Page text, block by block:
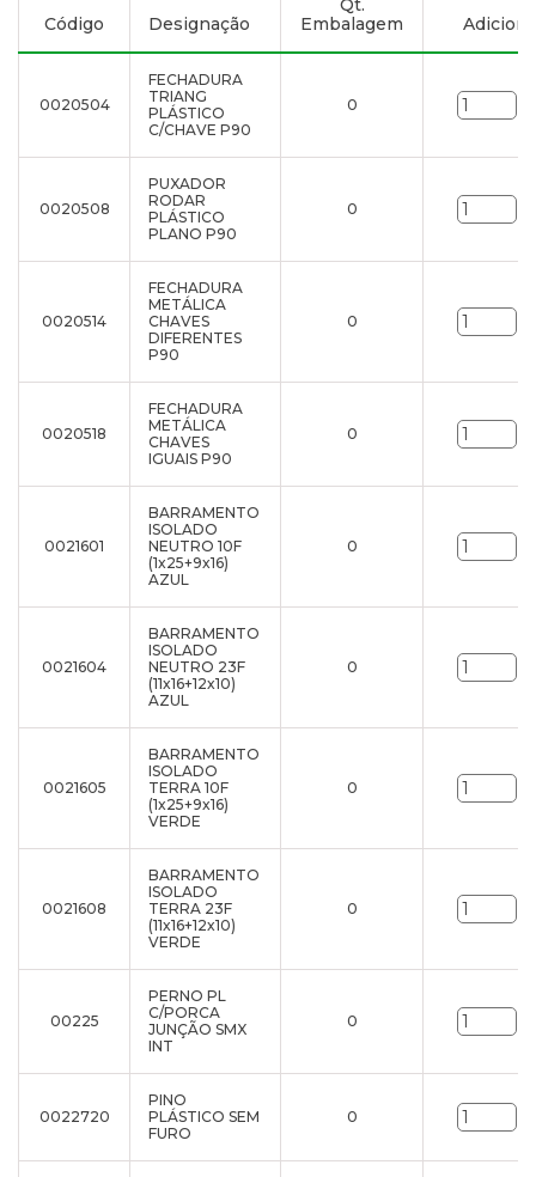
Código Designação
Qt.
Embalagem
0020504
FECHADURA
TRIANG
PLÁSTICO
C/CHAVE P90
0
0020508
PUXADOR
RODAR
PLÁSTICO
PLANO P90
0
0020514
FECHADURA
METÁLICA
CHAVES
DIFERENTES
P90
0
0020518
FECHADURA
METÁLICA
CHAVES
IGUAIS P90
0
0021601
BARRAMENTO
ISOLADO
NEUTRO 10F
(1x25+9x16)
AZUL
0
0021604
BARRAMENTO
ISOLADO
NEUTRO 23F
(11x16+12x10)
AZUL
0
0021605
BARRAMENTO
ISOLADO
TERRA 10F
(1x25+9x16)
VERDE
0
0021608
BARRAMENTO
ISOLADO
TERRA 23F
(11x16+12x10)
VERDE
0
00225
PERNO PL
C/PORCA
JUNÇÃO SMX
INT
0
0022720
PINO
PLÁSTICO SEM
FURO
0